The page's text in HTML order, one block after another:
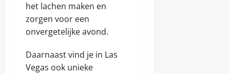
het lachen maken en
zorgen voor een
onvergetelijke avond.
Daarnaast vind je in Las
Vegas ook unieke